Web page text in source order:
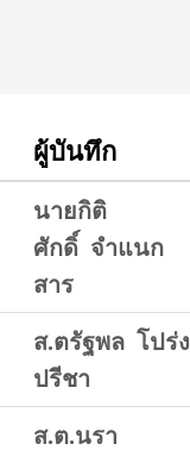
ผู้บันทึก
นายกิติ
ศักดิ์ จำแนก
สาร
ส.ตรัฐพล โปร่ง
ปรีชา
ส.ต.นรา